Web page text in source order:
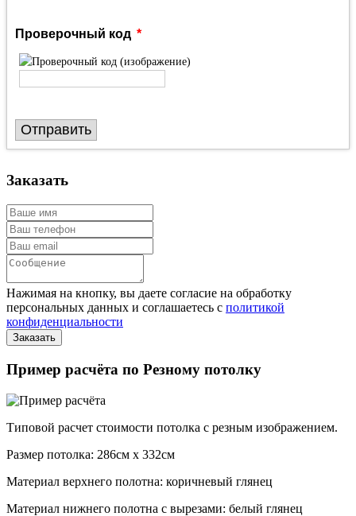
Проверочный код
Отправить
Заказать
Нажимая на кнопку, вы даете согласие на обработку
персональных данных и соглашаетесь с политикой
конфиденциальности
Пример расчёта по Резному потолку
Типовой расчет стоимости потолка с резным изображением.
Размер потолка: 286см x 332см
Материал верхнего полотна: коричневый глянец
Материал нижнего полотна с вырезами: белый глянец